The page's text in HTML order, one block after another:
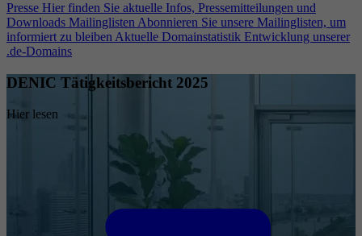
Presse Hier finden Sie aktuelle Infos, Pressemitteilungen und
Downloads Mailinglisten Abonnieren Sie unsere Mailinglisten, um
informiert zu bleiben Aktuelle Domainstatistik Entwicklung unserer
.de-Domains
DENIC Tätigkeitsbericht 2025
Hier lesen